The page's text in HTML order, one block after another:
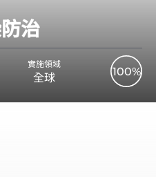
治
實施領域
全球 100%